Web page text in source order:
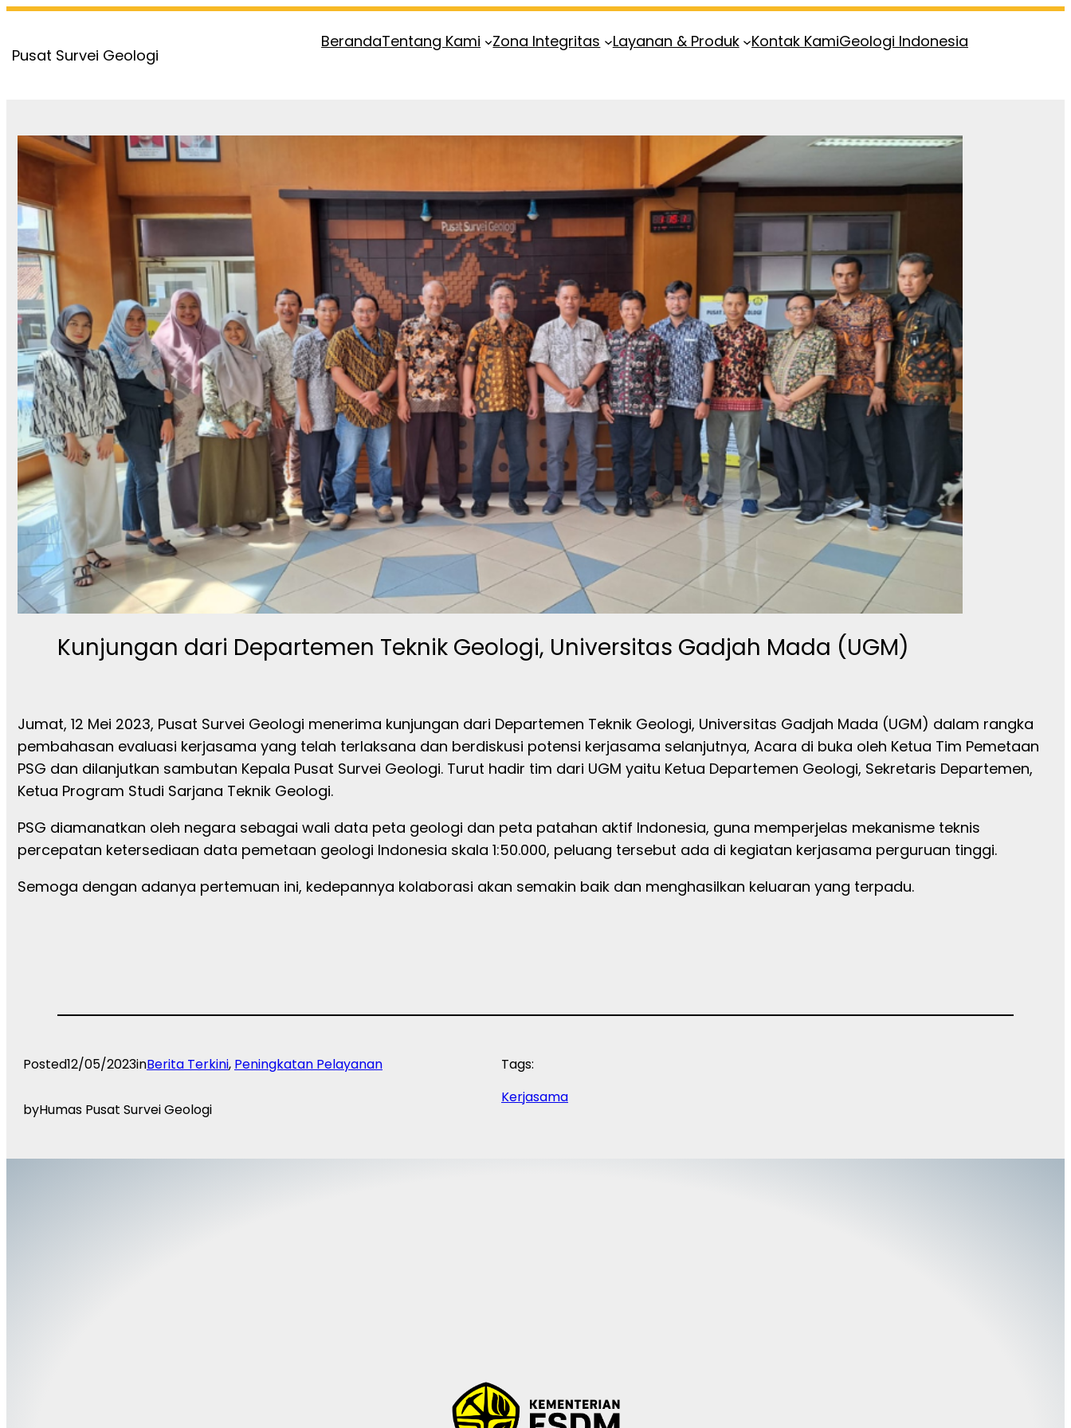
Skip
content
Pusat Survei Geologi
BerandaTentang Kami Zona Integritas Layanan & Produk Kontak KamiGeologi Indonesia
Kunjungan dari Departemen Teknik Geologi, Universitas Gadjah Mada (UGM)
Jumat, 12 Mei 2023, Pusat Survei Geologi menerima kunjungan dari Departemen Teknik Geologi, Universitas Gadjah Mada (UGM) dalam rangka
pembahasan evaluasi kerjasama yang telah terlaksana dan berdiskusi potensi kerjasama selanjutnya, Acara di buka oleh Ketua Tim Pemetaan
PSG dan dilanjutkan sambutan Kepala Pusat Survei Geologi. Turut hadir tim dari UGM yaitu Ketua Departemen Geologi, Sekretaris Departemen,
Ketua Program Studi Sarjana Teknik Geologi.
PSG diamanatkan oleh negara sebagai wali data peta geologi dan peta patahan aktif Indonesia, guna memperjelas mekanisme teknis
percepatan ketersediaan data pemetaan geologi Indonesia skala 1:50.000, peluang tersebut ada di kegiatan kerjasama perguruan tinggi.
Semoga dengan adanya pertemuan ini, kedepannya kolaborasi akan semakin baik dan menghasilkan keluaran yang terpadu.
Posted12/05/2023inBerita Terkini, Peningkatan Pelayanan
byHumas Pusat Survei Geologi
Tags:
Kerjasama